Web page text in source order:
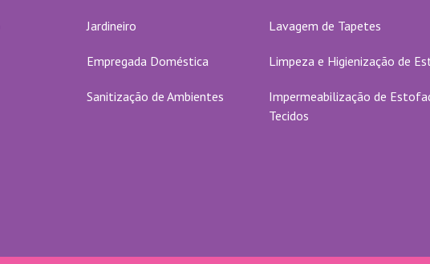
Jardineiro
Empregada Doméstica
Sanitização de Ambientes
Lavagem de Tapetes
Limpeza e Higienização de
Impermeabilização de
Tecidos